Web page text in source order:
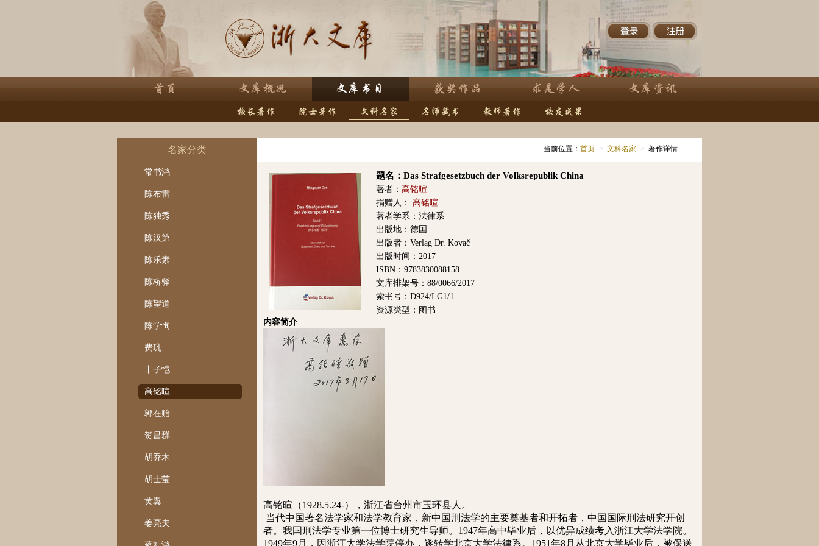
名家分类
常书鸿
陈布雷
陈独秀
陈汉第
陈乐素
陈桥驿
陈望道
陈学恂
费巩
丰子恺
高铭暄
郭在贻
贺昌群
胡乔木
胡士莹
黄翼
姜亮夫
当前位置： 首页 > 文科名家 > 著作详情
题名：Das Strafgesetzbuch der Volksrepublik China
著者： 高铭暄
捐赠人： 高铭暄
著者学系：法律系
出版地：德国
出版者：Verlag Dr. Kovač
出版时间：2017
ISBN：9783830088158
文库排架号：88/0066/2017
索书号：D924/LG1/1
资源类型：图书
内容简介
高铭暄（1928.5.24-），浙江省台州市玉环县人。
当代中国著名法学家和法学教育家，新中国刑法学的主要奠基者和开拓者，中国国际刑法研究开创
者。我国刑法学专业第一位博士研究生导师。1947年高中毕业后，以优异成绩考入浙江大学法学院。
1949年9月，因浙江大学法学院停办，遂转学北京大学法律系。1951年8月从北京大学毕业后，被保送